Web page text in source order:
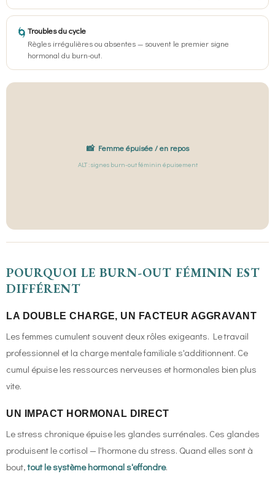
🌀 Troubles du cycle
Règles irrégulières ou absentes — souvent le premier signe
hormonal du burn-out.
📸 Femme épuisée / en repos
ALT : signes burn-out féminin épuisement
POURQUOI LE BURN-OUT FÉMININ EST
DIFFÉRENT
LA DOUBLE CHARGE, UN FACTEUR AGGRAVANT
Les femmes cumulent souvent deux rôles exigeants. Le travail
professionnel et la charge mentale familiale s'additionnent. Ce
cumul épuise les ressources nerveuses et hormonales bien plus
vite.
UN IMPACT HORMONAL DIRECT
Le stress chronique épuise les glandes surrénales. Ces glandes
produisent le cortisol — l'hormone du stress. Quand elles sont à
bout,tout le système hormonal s'effondre.